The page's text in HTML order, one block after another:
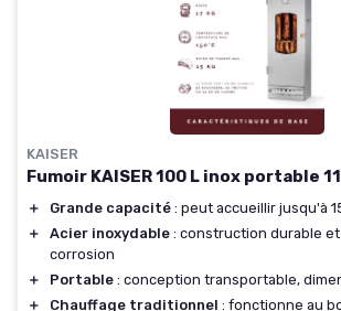
KAISER
Fumoir KAISER 100 L inox portable
＋ Grande capacité : peut accueillir jusqu'à
＋
Acier inoxydable : construction durable
corrosion
＋
Portable : conception transportable,
＋
Chauffage traditionnel : fonctionne au